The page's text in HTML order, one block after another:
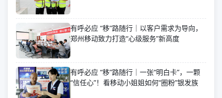
有呼必应 “移”路随行｜以客户需求为导向，
郑州移动致力打造“心级服务”新高度
有呼必应 “移”路随行｜一张“明白卡”，一颗
“信任心”！看移动小姐姐如何“圈粉”银发族